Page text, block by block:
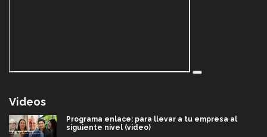
Videos
Programa enlace: para llevar a tu empresa al
siguiente nivel (video)